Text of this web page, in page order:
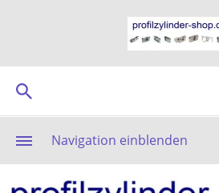
Navigation einblenden